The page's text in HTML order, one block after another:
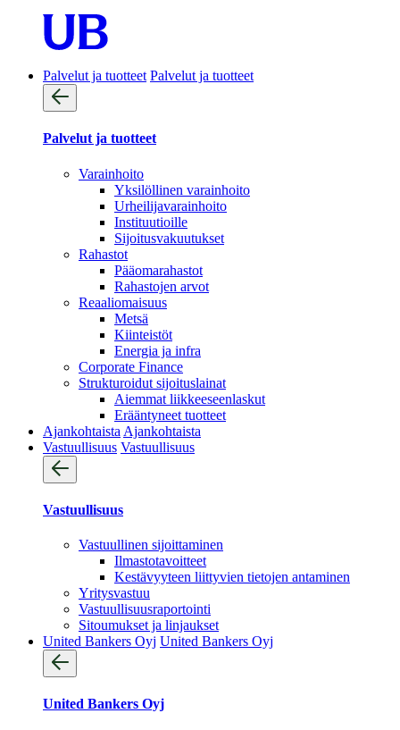
Palvelut ja tuotteet Palvelut ja tuotteet
Palvelut ja tuotteet
Varainhoito
Yksilöllinen varainhoito
Urheilijavarainhoito
Instituutioille
Sijoitusvakuutukset
Rahastot
Pääomarahastot
Rahastojen arvot
Reaaliomaisuus
Metsä
Kiinteistöt
Energia ja infra
Corporate Finance
Strukturoidut sijoituslainat
Aiemmat liikkeeseenlaskut
Erääntyneet tuotteet
Ajankohtaista Ajankohtaista
Vastuullisuus Vastuullisuus
Vastuullisuus
Vastuullinen sijoittaminen
Ilmastotavoitteet
Kestävyyteen liittyvien tietojen antaminen
Yritysvastuu
Vastuullisuus­raportointi
Sitoumukset ja linjaukset
United Bankers Oyj United Bankers Oyj
United Bankers Oyj